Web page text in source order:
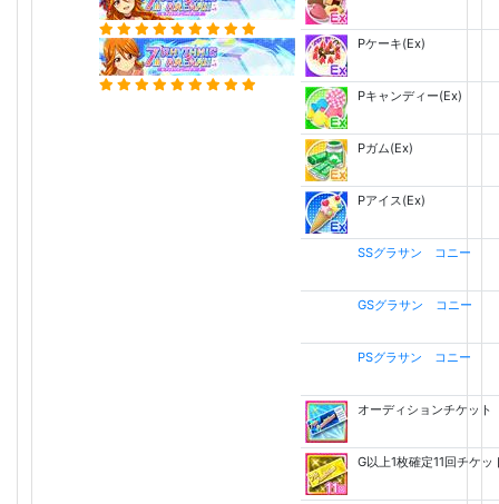
Pケーキ(Ex)
Pキャンディー(Ex)
Pガム(Ex)
Pアイス(Ex)
SSグラサン コニー
GSグラサン コニー
PSグラサン コニー
オーディションチケット
G以上1枚確定11回チケッ